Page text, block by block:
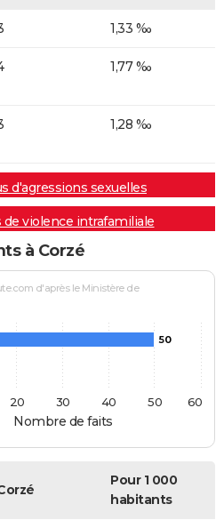
1,33 ‰
1,77 ‰
1,28 ‰
d'agressions sexuelles
de violence intrafamiliale
à Corzé
Nombre de faits
d'après le Ministère de
50
20 30 40 50 60
Pour 1 000
habitants